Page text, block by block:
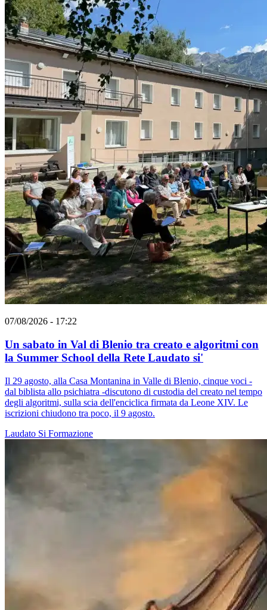
07/08/2026 - 17:22
Un sabato in Val di Blenio tra creato e algoritmi con
la Summer School della Rete Laudato si'
Il 29 agosto, alla Casa Montanina in Valle di Blenio, cinque voci -
dal biblista allo psichiatra -discutono di custodia del creato nel tempo
degli algoritmi, sulla scia dell'enciclica firmata da Leone XIV. Le
iscrizioni chiudono tra poco, il 9 agosto.
Laudato Si Formazione